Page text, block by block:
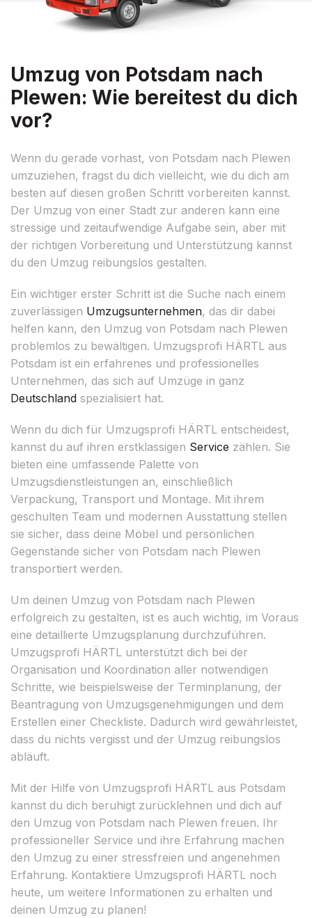
Umzug von Potsdam nach
Plewen: Wie bereitest du dich
vor?
Wenn du gerade vorhast, von Potsdam nach Plewen
umzuziehen, fragst du dich vielleicht, wie du dich am
besten auf diesen großen Schritt vorbereiten kannst.
Der Umzug von einer Stadt zur anderen kann eine
stressige und zeitaufwendige Aufgabe sein, aber mit
der richtigen Vorbereitung und Unterstützung kannst
du den Umzug reibungslos gestalten.
Ein wichtiger erster Schritt ist die Suche nach einem
zuverlässigen Umzugsunternehmen, das dir dabei
helfen kann, den Umzug von Potsdam nach Plewen
problemlos zu bewältigen. Umzugsprofi HÄRTL aus
Potsdam ist ein erfahrenes und professionelles
Unternehmen, das sich auf Umzüge in ganz
Deutschland spezialisiert hat.
Wenn du dich für Umzugsprofi HÄRTL entscheidest,
kannst du auf ihren erstklassigen Service zählen. Sie
bieten eine umfassende Palette von
Umzugsdienstleistungen an, einschließlich
Verpackung, Transport und Montage. Mit ihrem
geschulten Team und modernen Ausstattung stellen
sie sicher, dass deine Möbel und persönlichen
Gegenstände sicher von Potsdam nach Plewen
transportiert werden.
Um deinen Umzug von Potsdam nach Plewen
erfolgreich zu gestalten, ist es auch wichtig, im Voraus
eine detaillierte Umzugsplanung durchzuführen.
Umzugsprofi HÄRTL unterstützt dich bei der
Organisation und Koordination aller notwendigen
Schritte, wie beispielsweise der Terminplanung, der
Beantragung von Umzugsgenehmigungen und dem
Erstellen einer Checkliste. Dadurch wird gewährleistet,
dass du nichts vergisst und der Umzug reibungslos
abläuft.
Mit der Hilfe von Umzugsprofi HÄRTL aus Potsdam
kannst du dich beruhigt zurücklehnen und dich auf
den Umzug von Potsdam nach Plewen freuen. Ihr
professioneller Service und ihre Erfahrung machen
den Umzug zu einer stressfreien und angenehmen
Erfahrung. Kontaktiere Umzugsprofi HÄRTL noch
heute, um weitere Informationen zu erhalten und
deinen Umzug zu planen!